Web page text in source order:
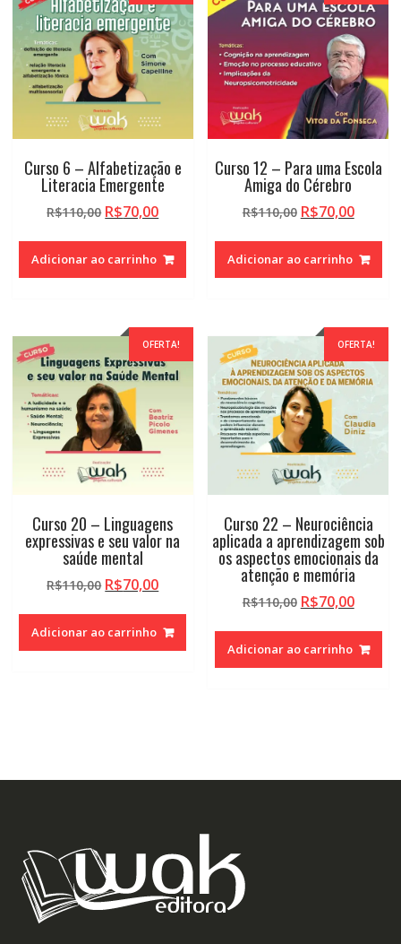
quantidade
Curso 6 – Alfabetização e
Literacia Emergente
R$110,00 O
original
era:
R$70,00O
atual
é:
Adicionar ao carrinho
Curso 12 – Para uma Escola
Amiga do Cérebro
R$110,00 O
original
era:
R$70,00O
atual
é:
Adicionar ao carrinho
OFERTA!
Curso 20 – Linguagens
expressivas e seu valor na
saúde mental
R$110,00 O
original
era:
R$70,00O
atual
é:
R$70,00.
Adicionar ao carrinho
OFERTA!
Curso 22 – Neurociência
aplicada a aprendizagem sob
os aspectos emocionais da
atenção e memória
R$110,00 O
original
era:
R$70,00O
atual
é:
Adicionar ao carrinho